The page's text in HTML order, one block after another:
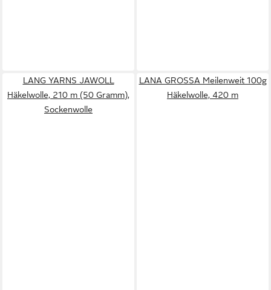
LANG YARNS JAWOLL
Häkelwolle, 210 m (50 Gramm),
Sockenwolle
LANA GROSSA Meilenweit 100g
Häkelwolle, 420 m